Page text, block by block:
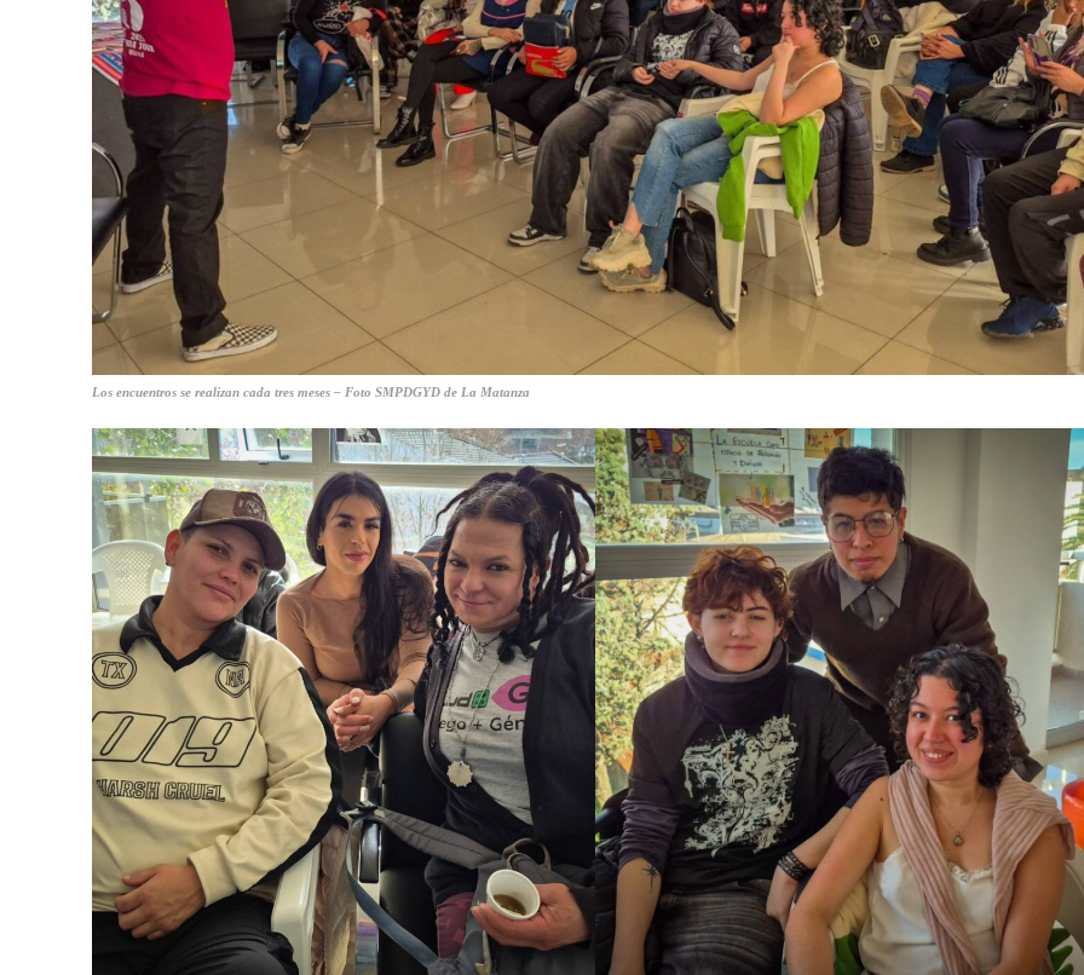
Los encuentros se realizan cada tres meses – Foto SMPDGYD de La Matanza